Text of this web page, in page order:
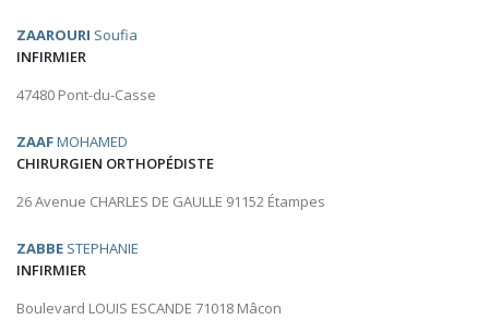
ZAAROURI Soufia
INFIRMIER
47480 Pont-du-Casse
ZAAFMOHAMED
CHIRURGIEN ORTHOPÉDISTE
26 Avenue CHARLES DE GAULLE 91152 Étampes
ZABBE STEPHANIE
INFIRMIER
Boulevard LOUIS ESCANDE 71018 Mâcon